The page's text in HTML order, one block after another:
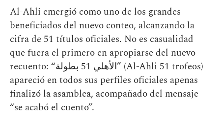
Al-Ahli emergió como uno de los grandes
beneficiados del nuevo conteo, alcanzando la
cifra de 51 títulos oficiales. No es casualidad
que fuera el primero en apropiarse del nuevo
recuento: “الأهلي 51 بطولة” (Al-Ahli 51 trofeos)
apareció en todos sus perfiles oficiales apenas
finalizó la asamblea, acompañado del mensaje
“se acabó el cuento”.